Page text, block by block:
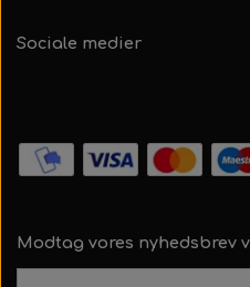
Sociale medier
Modtag vores nyhedsbrev